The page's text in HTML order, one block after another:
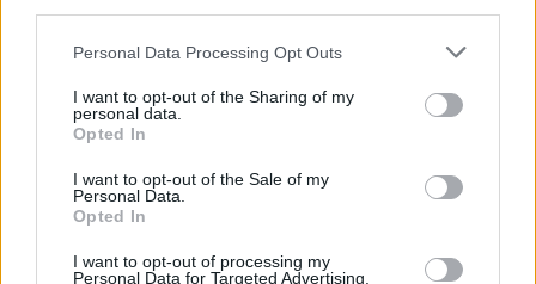
Please note that this website/app uses one or more Google
not limited to your visit or usage behaviour. You may click to
grant or deny consent to Google and its third-party tags to
use your data for below specified purposes in below Google
consent section.
Personal Data Processing Opt Outs
I want to opt-out of the Sharing of my
personal data.
Opted In
I want to opt-out of the Sale of my
Personal Data.
Opted In
I want to opt-out of processing my
Personal Data for Targeted Advertising.
NÃO CLASSIFICADO